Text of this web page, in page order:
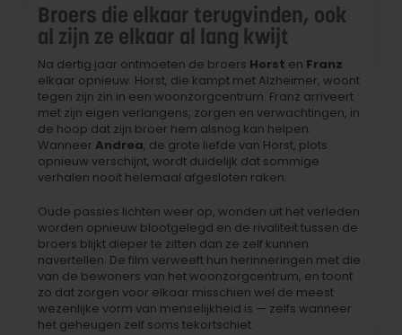
Broers die elkaar terugvinden, ook
al zijn ze elkaar al lang kwijt
Na dertig jaar ontmoeten de broers Horst en Franz
elkaar opnieuw. Horst, die kampt met Alzheimer, woont
tegen zijn zin in een woonzorgcentrum. Franz arriveert
met zijn eigen verlangens, zorgen en verwachtingen, in
de hoop dat zijn broer hem alsnog kan helpen.
WanneerAndrea, de grote liefde van Horst, plots
opnieuw verschijnt, wordt duidelijk dat sommige
verhalen nooit helemaal afgesloten raken.
Oude passies lichten weer op, wonden uit het verleden
worden opnieuw blootgelegd en de rivaliteit tussen de
broers blijkt dieper te zitten dan ze zelf kunnen
navertellen. De film verweeft hun herinneringen met die
van de bewoners van het woonzorgcentrum, en toont
zo dat zorgen voor elkaar misschien wel de meest
wezenlijke vorm van menselijkheid is — zelfs wanneer
het geheugen zelf soms tekortschiet.